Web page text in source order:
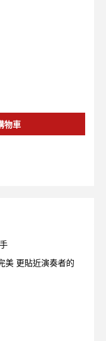
物車
美 更貼近演奏者的